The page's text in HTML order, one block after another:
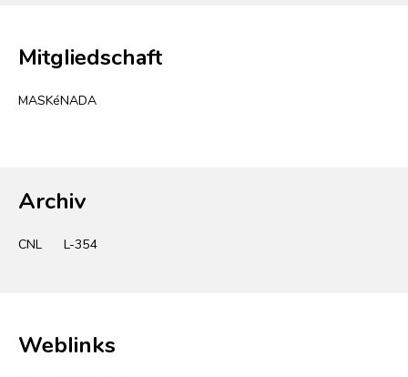
Mitgliedschaft
MASKéNADA
Archiv
CNL L-354
Weblinks